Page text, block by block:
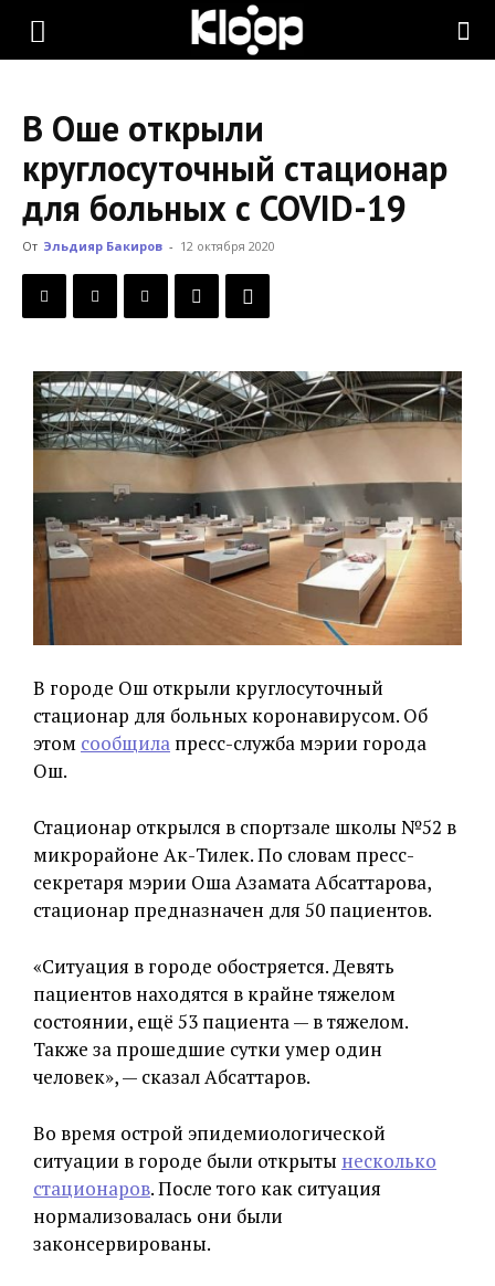
KLOOP.KG
Новости
Кыргызстана
В Оше открыли
круглосуточный стационар
для больных с COVID-19
От Эльдияр Бакиров - 12 октября 2020
В городе Ош открыли круглосуточный
стационар для больных коронавирусом. Об
этом сообщила пресс-служба мэрии города
Ош.
Стационар открылся в спортзале школы №52 в
микрорайоне Ак-Тилек. По словам пресс-
секретаря мэрии Оша Азамата Абсаттарова,
стационар предназначен для 50 пациентов.
«Ситуация в городе обостряется. Девять
пациентов находятся в крайне тяжелом
состоянии, ещё 53 пациента — в тяжелом.
Также за прошедшие сутки умер один
человек», — сказал Абсаттаров.
Во время острой эпидемиологической
ситуации в городе были открыты несколько
стационаров. После того как ситуация
нормализовалась они были
законсервированы.